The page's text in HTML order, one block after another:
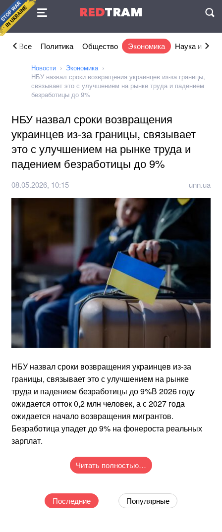
REDTRAM
Соглашение
Все Политика Общество Экономика Наука и IT
Новости
Экономика
НБУ назвал сроки возвращения украинцев из-за границы,
связывает это с улучшением на рынке труда и падением
безработицы до 9%
НБУ назвал сроки возвращения
украинцев из-за границы, связывает
это с улучшением на рынке труда и
падением безработицы до 9%
08.05.2026, 10:15 unn.ua
НБУ назвал сроки возвращения украинцев из-за
границы, связывает это с улучшением на рынке
труда и падением безработицы до 9%В 2026 году
ожидается отток 0,2 млн человек, а с 2027 года
ожидается начало возвращения мигрантов.
Безработица упадет до 9% на фонероста реальных
зарплат.
Читать полностью…
Последние Популярные